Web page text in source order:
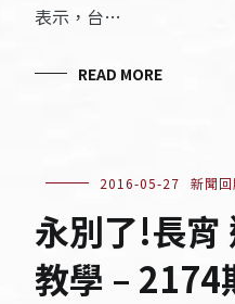
表示，台…
READ MORE
2016-05-27 新聞回
永別了!長宵
教學 – 2174